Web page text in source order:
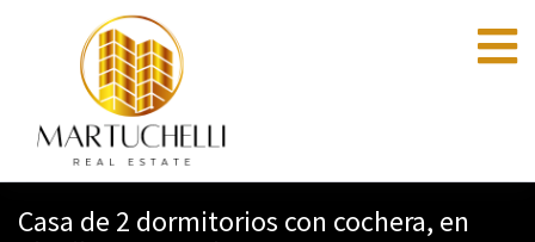
Casa de 2 dormitorios con cochera, en